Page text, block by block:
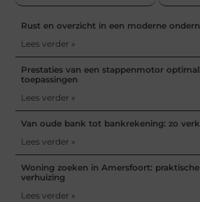
Rust en overzicht in een moderne
Lees verder »
Prestaties van een stappenmotor
toepassingen
Lees verder »
Van oude bank tot bankrekening: zo
Lees verder »
Woning zoeken in Amersfoort:
verhuizing
Lees verder »